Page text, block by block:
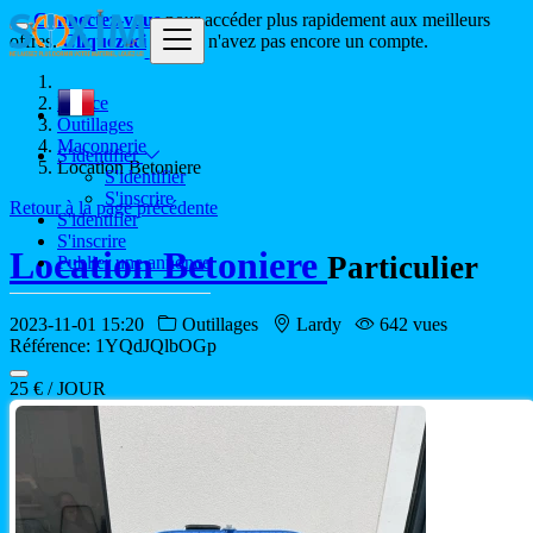
S'identifier
S'identifier
S'inscrire
S'identifier
S'inscrire
Publier une annonce
Connectez-vouspour accéder plus rapidement aux meilleurs
offres.Cliquez ici si vous n'avez pas encore un compte.
France
Outillages
Maçonnerie
Location Betoniere
Retour à la page précédente
Location Betoniere Particulier
2023-11-01 15:20 Outillages Lardy
642 vues
Référence: 1YQdJQlbOGp
25 € / JOUR